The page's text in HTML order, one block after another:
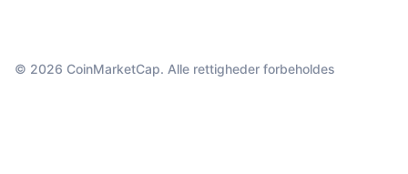
© 2026 CoinMarketCap. Alle rettigheder forbeholdes